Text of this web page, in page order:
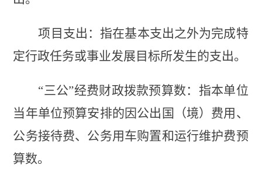
项目支出：指在基本支出之外为完成特
定行政任务或事业发展目标所发生的支出。
“三公”经费财政拨款预算数：指本单位
当年单位预算安排的因公出国（境）费用、
公务接待费、公务用车购置和运行维护费预
算数。